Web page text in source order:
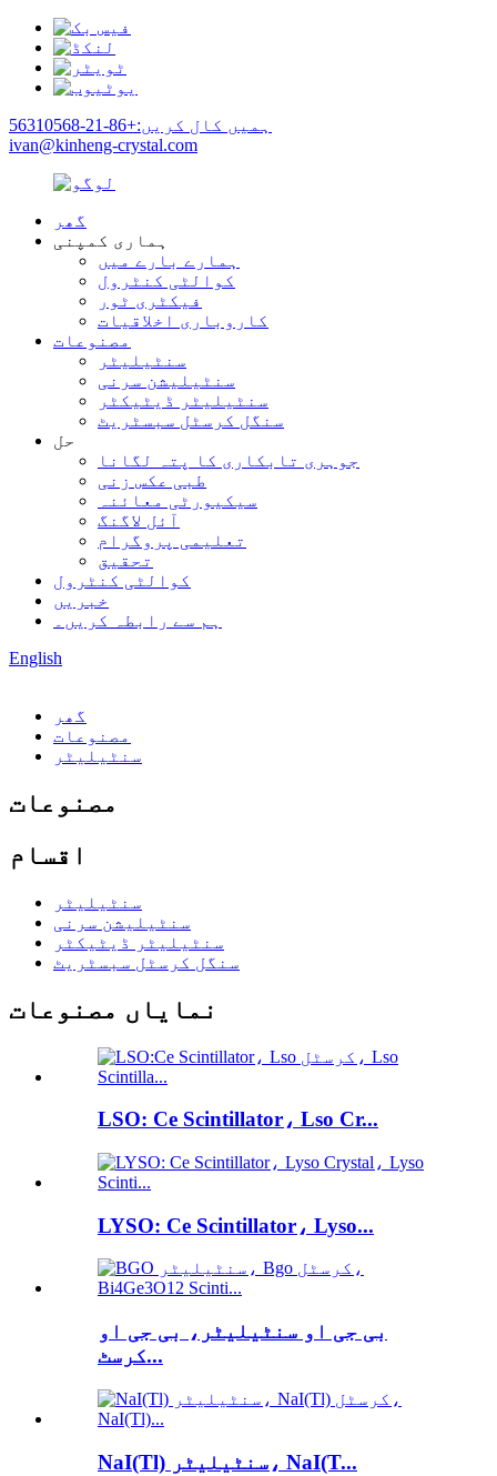
ہمیں کال کریں:+86-21-56310568
ivan@kinheng-crystal.com
گھر
ہماری کمپنی
ہمارے بارے میں
کوالٹی کنٹرول
فیکٹری ٹور
کاروباری اخلاقیات
مصنوعات
سنٹیلیٹر
سنٹیلیشن سرنی
سنٹیلیٹر ڈیٹیکٹر
سنگل کرسٹل سبسٹریٹ
حل
جوہری تابکاری کا پتہ لگانا
طبی عکس زنی
سیکیورٹی معائنہ
آئل لاگنگ
تعلیمی پروگرام
تحقیق
کوالٹی کنٹرول
خبریں
ہم سے رابطہ کریں۔
English
گھر
مصنوعات
سنٹیلیٹر
مصنوعات
اقسام
سنٹیلیٹر
سنٹیلیشن سرنی
سنٹیلیٹر ڈیٹیکٹر
سنگل کرسٹل سبسٹریٹ
نمایاں مصنوعات
LSO: Ce Scintillator، Lso Cr...
LYSO: Ce Scintillator، Lyso...
بی جی او سنٹیلیٹر، بی جی او
کرسٹ...
NaI(Tl) سنٹیلیٹر، NaI(T...